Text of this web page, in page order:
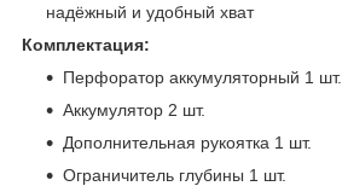
надёжный и удобный хват
Комплектация:
Перфоратор аккумуляторный 1 шт.
Аккумулятор 2 шт.
Дополнительная рукоятка 1 шт.
Ограничитель глубины 1 шт.